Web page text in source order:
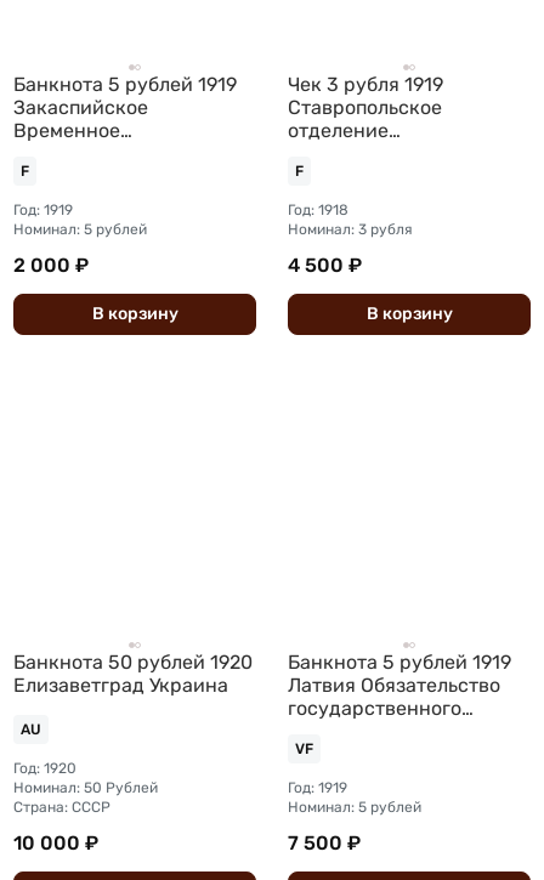
Банкнота 5 рублей 1919
Закаспийское
Временное
Асхабад
F
Год: 1919
Номинал: 5 рублей
2 000 ₽
В корзину
Чек 3 рубля 1919
Ставропольское
отделение
Ставрополь
F
Год: 1918
Номинал: 3 рубля
4 500 ₽
В корзину
Банкнота 50 рублей 1920
Елизаветград Украина
AU
Год: 1920
Номинал: 50 Рублей
Страна: СССР
10 000 ₽
Банкнота 5 рублей 1919
Латвия Обязательство
государственного
VF
Год: 1919
Номинал: 5 рублей
7 500 ₽